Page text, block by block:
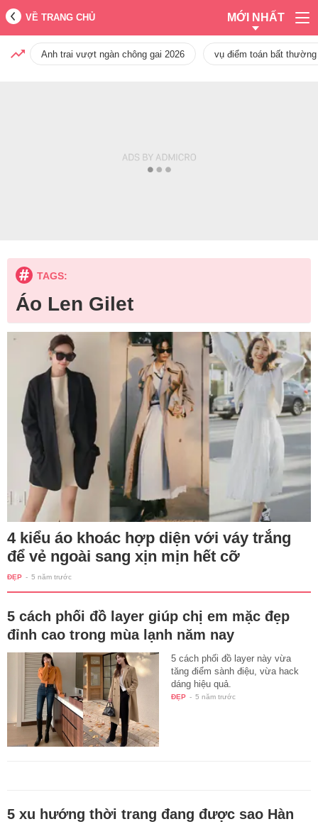
VỀ TRANG CHỦ MỚI NHẤT
Anh trai vượt ngàn chông gai 2026 vụ điểm toán bất
TAGS:
Áo Len Gilet
4 kiểu áo khoác hợp diện với váy trắng
để vẻ ngoài sang xịn mịn hết cỡ
ĐẸP - 5 năm trước
5 cách phối đồ layer giúp chị em mặc đẹp
đỉnh cao trong mùa lạnh năm nay
5 cách phối đồ layer này vừa
tăng điểm sành điệu, vừa hack
dáng hiệu quả.
ĐẸP - 5 năm trước
5 xu hướng thời trang đang được sao Hàn